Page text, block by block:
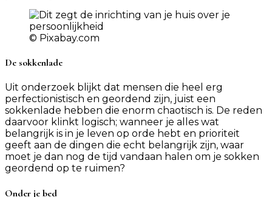
© Pixabay.com
De sokkenlade
Uit onderzoek blijkt dat mensen die heel erg
perfectionistisch en geordend zijn, juist een
sokkenlade hebben die enorm chaotisch is. De reden
daarvoor klinkt logisch; wanneer je alles wat
belangrijk is in je leven op orde hebt en prioriteit
geeft aan de dingen die echt belangrijk zijn, waar
moet je dan nog de tijd vandaan halen om je sokken
geordend op te ruimen?
Onder je bed